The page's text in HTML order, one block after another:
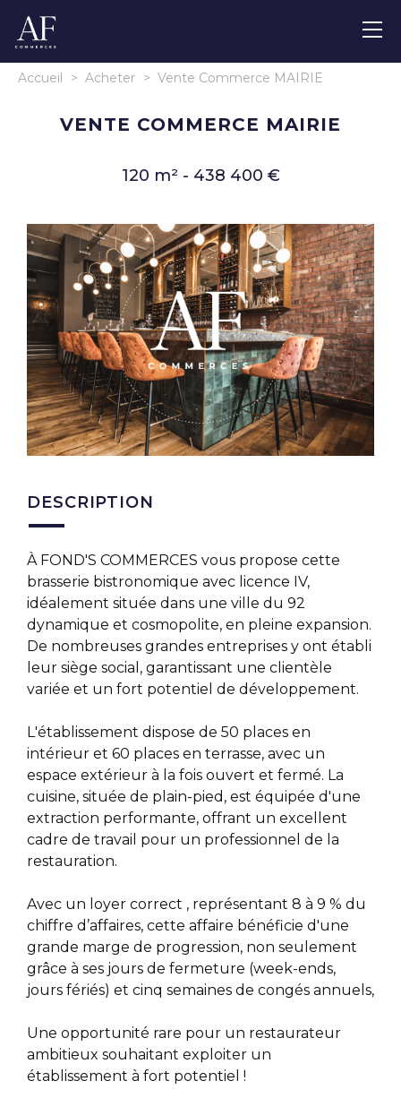
Accueil > Acheter > Vente Commerce MAIRIE
VENTE COMMERCE MAIRIE
120 m² - 438 400 €
DESCRIPTION
À FOND'S COMMERCES vous propose cette
brasserie bistronomique avec licence IV,
idéalement située dans une ville du 92
dynamique et cosmopolite, en pleine expansion.
De nombreuses grandes entreprises y ont établi
leur siège social, garantissant une clientèle
variée et un fort potentiel de développement.
L'établissement dispose de 50 places en
intérieur et 60 places en terrasse, avec un
espace extérieur à la fois ouvert et fermé. La
cuisine, située de plain-pied, est équipée d'une
extraction performante, offrant un excellent
cadre de travail pour un professionnel de la
restauration.
Avec un loyer correct , représentant 8 à 9 % du
chiffre d’affaires, cette affaire bénéficie d'une
grande marge de progression, non seulement
grâce à ses jours de fermeture (week-ends,
jours fériés) et cinq semaines de congés annuels,
Une opportunité rare pour un restaurateur
ambitieux souhaitant exploiter un
établissement à fort potentiel !